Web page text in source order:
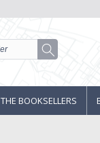
THE BOOKSELLERS